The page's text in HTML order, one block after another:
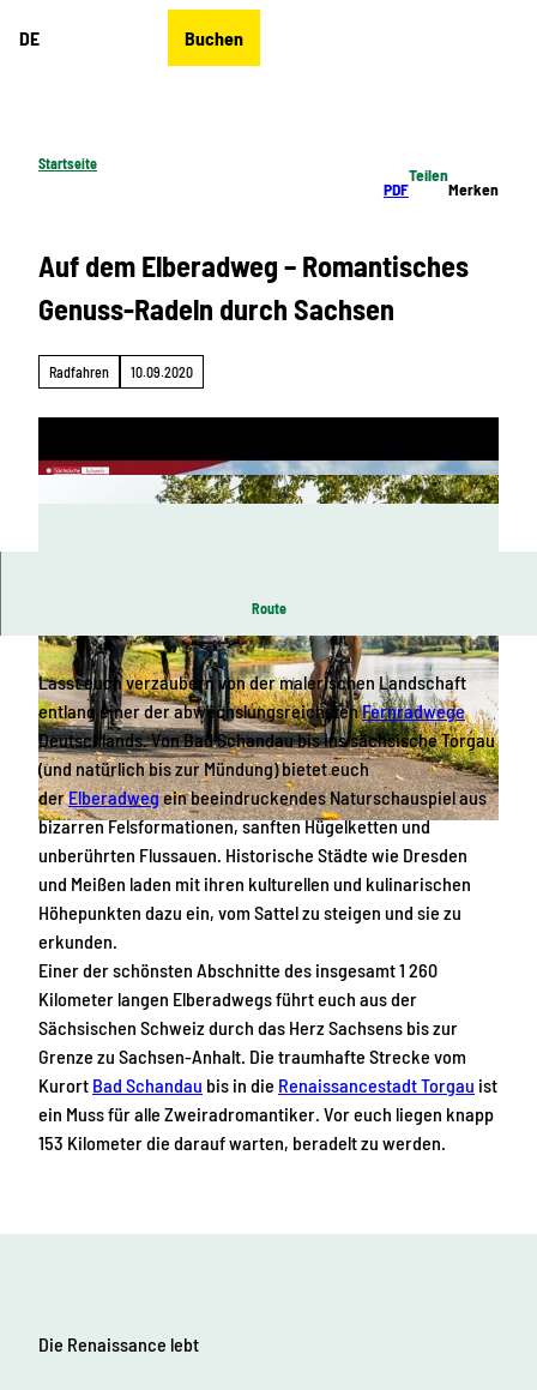
DE Buchen
Startseite
PDF
Teilen
Merken
Auf dem Elberadweg – Romantisches
Genuss-Radeln durch Sachsen
Radfahren 10.09.2020
V
i
d
e
o
a
b
s
p
i
e
l
n
© Achim Meurer | KI-optimiert
Route
Lasst euch verzaubern von der malerischen Landschaft
entlang einer der abwechslungsreichstenFernradwege
Deutschlands. Von Bad Schandau bis ins sächsische Torgau
(und natürlich bis zur Mündung) bietet euch
derElberadwegein beeindruckendes Naturschauspiel aus
bizarren Felsformationen, sanften Hügelketten und
unberührten Flussauen. Historische Städte wie Dresden
und Meißen laden mit ihren kulturellen und kulinarischen
Höhepunkten dazu ein, vom Sattel zu steigen und sie zu
erkunden.
Einer der schönsten Abschnitte des insgesamt 1 260
Kilometer langen Elberadwegs führt euch aus der
Sächsischen Schweiz durch das Herz Sachsens bis zur
Grenze zu Sachsen-Anhalt. Die traumhafte Strecke vom
Kurort Bad Schandau bis in die Renaissancestadt Torgau ist
ein Muss für alle Zweiradromantiker. Vor euch liegen knapp
153 Kilometer die darauf warten, beradelt zu werden.
Die Renaissance lebt